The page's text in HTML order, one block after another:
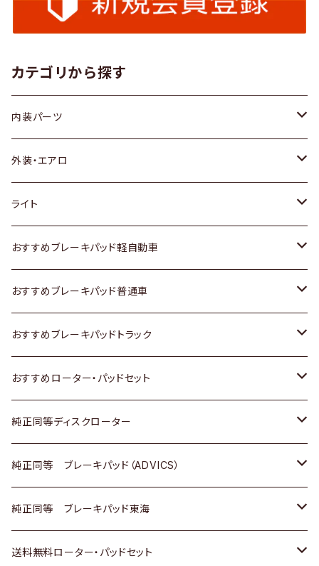
カテゴリから探す
内装パーツ
トヨタ
ホンダ
スズキ
日産
いすゞ
ダイハツ
マツダ
三菱
スバル
日野
外装・エアロ
トヨタ
ホンダ
スズキ
日産
いすゞ
ダイハツ
マツダ
三菱
日野
ライト
トヨタ
スズキ
日産
いすゞ
ダイハツ
三菱
日野
三菱ふそう
おすすめブレーキパッド軽自動車
トヨタ
ホンダ
スズキ
日産
ダイハツ
マツダ
三菱
おすすめブレーキパッド普通車
トヨタ
ホンダ
スズキ
日産
いすゞ
ダイハツ
おすすめブレーキパッドトラック
トヨタ
日産
いすゞ
ダイハツ
マツダ
おすすめローター・パッドセット
トヨタ
ホンダ
スズキ
日産
純正同等ディスクローター
トヨタ
ホンダ
スズキ
純正同等 ブレーキパッド（ADVICS）
トヨタ
ホンダ
純正同等 ブレーキパッド東海
トヨタ
送料無料ローター・パッドセット